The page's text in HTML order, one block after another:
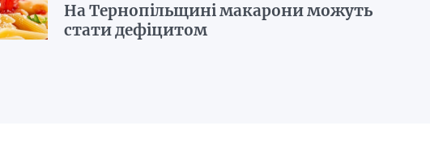
На Тернопільщині макарони можуть
стати дефіцитом